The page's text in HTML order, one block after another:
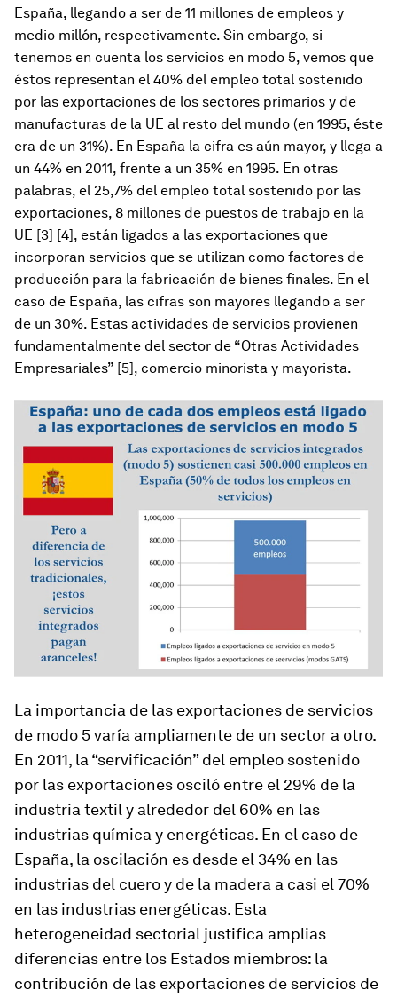
España, llegando a ser de 11 millones de empleos y
medio millón, respectivamente. Sin embargo, si
tenemos en cuenta los servicios en modo 5, vemos que
éstos representan el 40% del empleo total sostenido
por las exportaciones de los sectores primarios y de
manufacturas de la UE al resto del mundo (en 1995, éste
era de un 31%). En España la cifra es aún mayor, y llega a
un 44% en 2011, frente a un 35% en 1995. En otras
palabras, el 25,7% del empleo total sostenido por las
exportaciones, 8 millones de puestos de trabajo en la
UE [3] [4], están ligados a las exportaciones que
incorporan servicios que se utilizan como factores de
producción para la fabricación de bienes finales. En el
caso de España, las cifras son mayores llegando a ser
de un 30%. Estas actividades de servicios provienen
fundamentalmente del sector de “Otras Actividades
Empresariales” [5], comercio minorista y mayorista.
La importancia de las exportaciones de servicios
de modo 5 varía ampliamente de un sector a otro.
En 2011, la “servificación” del empleo sostenido
por las exportaciones osciló entre el 29% de la
industria textil y alrededor del 60% en las
industrias química y energéticas. En el caso de
España, la oscilación es desde el 34% en las
industrias del cuero y de la madera a casi el 70%
en las industrias energéticas. Esta
heterogeneidad sectorial justifica amplias
diferencias entre los Estados miembros: la
contribución de las exportaciones de servicios de